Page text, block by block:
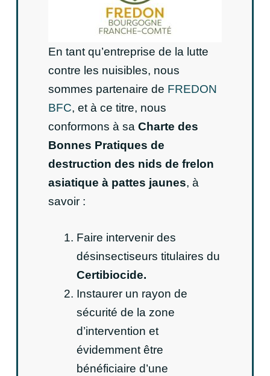
En tant qu’entreprise de la lutte
contre les nuisibles, nous
sommes partenaire de FREDON
BFC, et à ce titre, nous
conformons à saCharte des
Bonnes Pratiques de
destruction des nids de frelon
asiatique à pattes jaunes, à
savoir :
Faire intervenir des
désinsectiseurs titulaires du
Certibiocide.
Instaurer un rayon de
sécurité de la zone
d’intervention et
évidemment être
bénéficiaire d’une